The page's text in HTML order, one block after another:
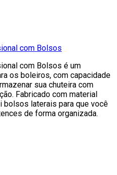
com Bolsos
com Bolsos é um
os boleiros, com capacidade
sua chuteira com
Fabricado com material
laterais para que você
de forma organizada.